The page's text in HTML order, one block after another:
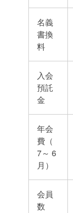
名義
書換
料
入会
預託
金
年会
費（
7～ 6
月）
会員
数